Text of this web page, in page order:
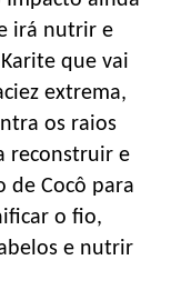
irá nutrir e
que vai
extrema,
os raios
reconstruir e
de Cocô para
o fio,
e nutrir